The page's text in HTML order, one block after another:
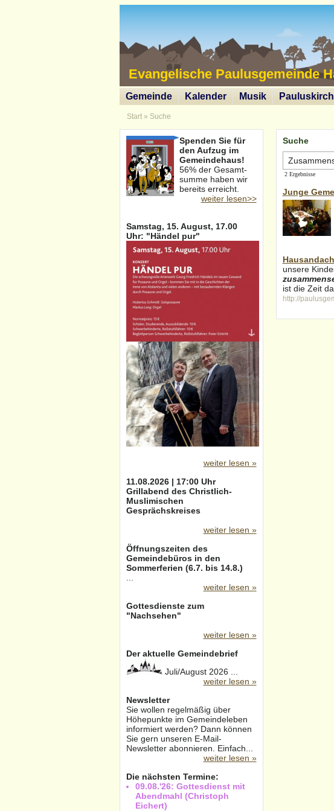
Evangelische Paulusgemeinde
Gemeinde Kalender Musik
Start» Suche
Spenden Sie für
den Aufzug im
Gemeindehaus!
56% der Gesamt-
summe haben wir
bereits erreicht.
weiter lesen>>
Samstag, 15. August, 17.00
Uhr: "Händel pur"
weiter lesen »
11.08.2026 | 17:00 Uhr
Grillabend des Christlich-
Muslimischen
Gesprächskreises
weiter lesen »
Öffnungszeiten des
Gemeindebüros in den
Sommerferien (6.7. bis 14.8.)
weiter lesen »
Gottesdienste zum
"Nachsehen"
weiter lesen »
Der aktuelle Gemeindebrief
Juli/August 2026 ...
weiter lesen »
Newsletter
Sie wollen regelmäßig über
Höhepunkte im Gemeindeleben
informiert werden? Dann können
Sie gern unseren E-Mail-
Newsletter abonnieren. Einfach...
weiter lesen »
Die nächsten Termine:
09.08.'26: Gottesdienst mit
Abendmahl (Christoph
Eichert)
Suche
2 Ergebnisse
Junge
unsere
ist die Zeit
http://